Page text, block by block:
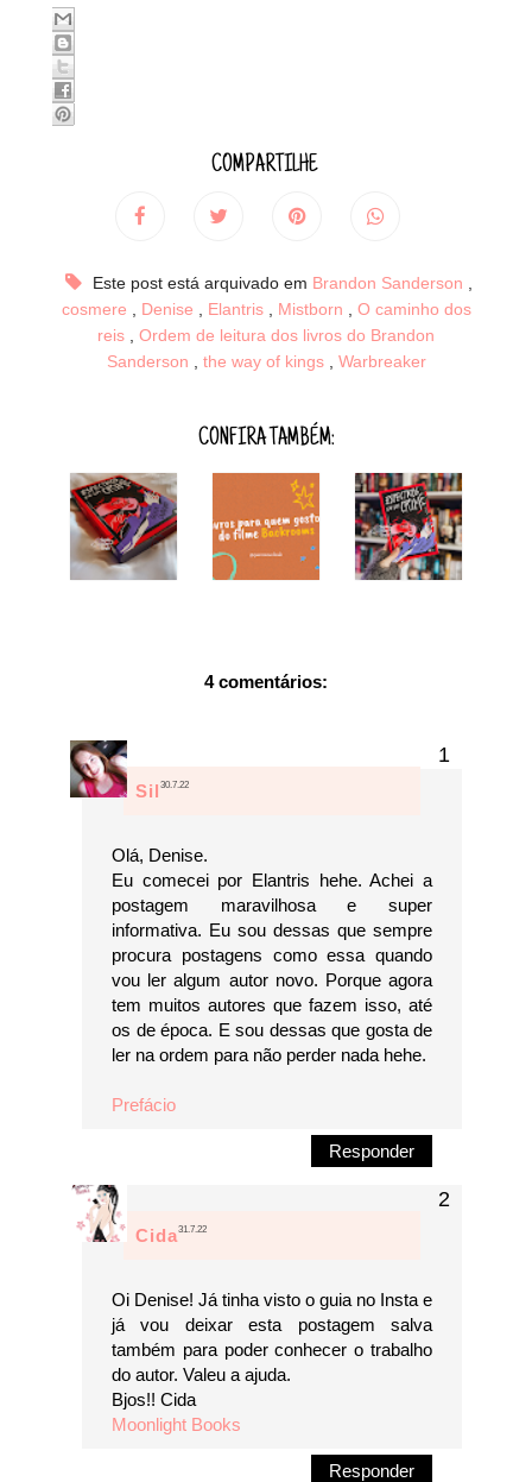
COMPARTILHE
Este post está arquivado em Brandon Sanderson
cosmere
Denise Elantris Mistborn
O caminho dos
reis
Ordem de leitura dos livros do Brandon
Sanderson
the way of kings Warbreaker
CONFIRA TAMBÉM:
4 comentários:
Sil 30.7.22
Olá, Denise.
Eu comecei por Elantris hehe. Achei a
postagem maravilhosa e super
informativa. Eu sou dessas que sempre
procura postagens como essa quando
vou ler algum autor novo. Porque agora
tem muitos autores que fazem isso, até
os de época. E sou dessas que gosta de
ler na ordem para não perder nada hehe.
Prefácio
Responder
Cida31.7.22
Oi Denise! Já tinha visto o guia no Insta e
já vou deixar esta postagem salva
também para poder conhecer o trabalho
do autor. Valeu a ajuda.
Bjos!! Cida
Moonlight Books
Responder